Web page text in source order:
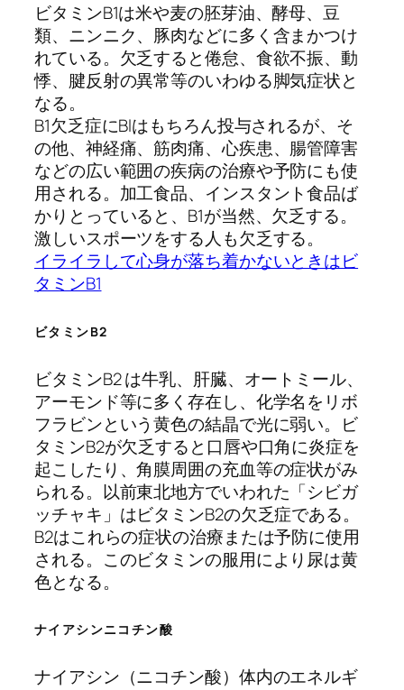
ビタミンB1は米や麦の胚芽油、酵母、豆
類、ニンニク、豚肉などに多く含まかつけ
れている。欠乏すると倦怠、食欲不振、動
悸、腱反射の異常等のいわゆる脚気症状と
なる。
B1欠乏症にBlはもちろん投与されるが、そ
の他、神経痛、筋肉痛、心疾患、腸管障害
などの広い範囲の疾病の治療や予防にも使
用される。加工食品、インスタント食品ば
かりとっていると、B1が当然、欠乏する。
激しいスポーツをする人も欠乏する。
イライラして心身が落ち着かないときはビ
タミンB1
ビタミンB2
ビタミンB2 は牛乳、肝臓、オートミール、
アーモンド等に多く存在し、化学名をリボ
フラビンという黄色の結晶で光に弱い。ビ
タミンB2が欠乏すると口唇や口角に炎症を
起こしたり、角膜周囲の充血等の症状がみ
られる。以前東北地方でいわれた「シビガ
ッチャキ」はビタミンB2の欠乏症である。
B2はこれらの症状の治療または予防に使用
される。このビタミンの服用により尿は黄
色となる。
ナイアシンニコチン酸
ナイアシン（ニコチン酸）体内のエネルギ